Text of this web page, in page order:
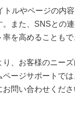
ルやページの内
また、SNSとの
を高めることもで
、お客様のニー
ージサポートで
問い合わせくださ